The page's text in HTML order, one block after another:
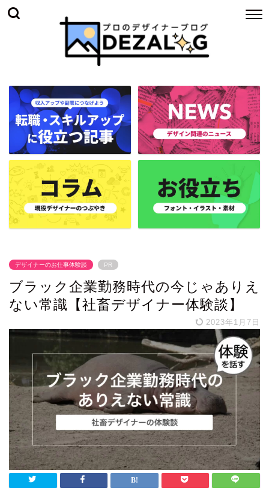
デザイナーのお仕事体験談 PR
ブラック企業勤務時代の今じゃありえ
ない常識【社畜デザイナー体験談】
2023年1月7日